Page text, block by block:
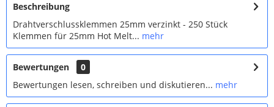
Beschreibung
Drahtverschlussklemmen 25mm verzinkt - 250 Stück
Klemmen für 25mm Hot Melt... mehr
Bewertungen
0
Bewertungen lesen, schreiben und diskutieren... mehr